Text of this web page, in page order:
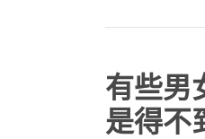
有些男
是得不